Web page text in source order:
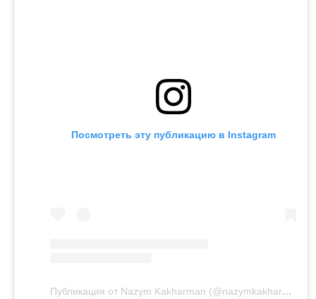
психологическим давлением и физической
Напомним, бывший министр национальной